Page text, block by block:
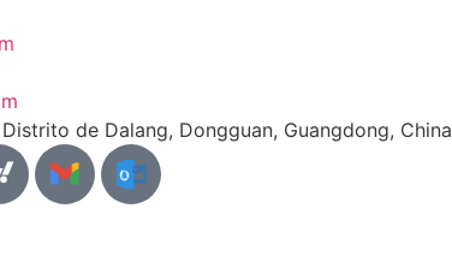
de Dalang, Dongguan, Guangdong, China